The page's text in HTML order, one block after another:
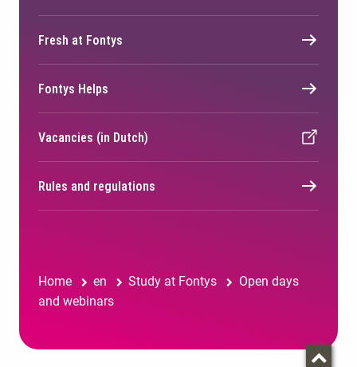
Home en Study at Fontys
Open days
and webinars
Fresh at Fontys
Fontys Helps
Vacancies (in Dutch)
Rules and regulations